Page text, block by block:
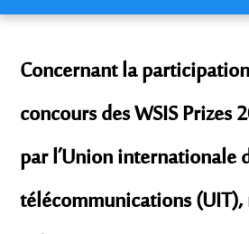
Concernant la
concours des WSIS Prizes
par l’Union internationale
télécommunications (UIT),